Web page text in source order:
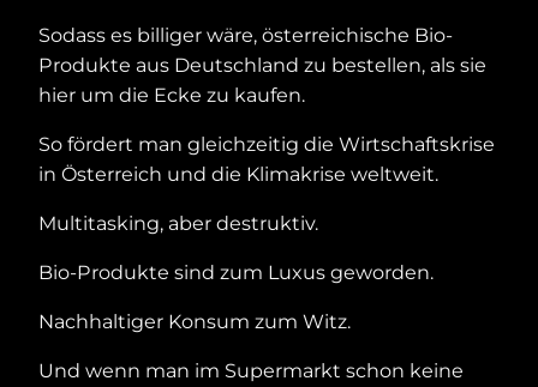
Sodass es billiger wäre, österreichische Bio-
Produkte aus Deutschland zu bestellen, als sie
hier um die Ecke zu kaufen.
So fördert man gleichzeitig die Wirtschaftskrise
in Österreich und die Klimakrise weltweit.
Multitasking, aber destruktiv.
Bio-Produkte sind zum Luxus geworden.
Nachhaltiger Konsum zum Witz.
Und wenn man im Supermarkt schon keine